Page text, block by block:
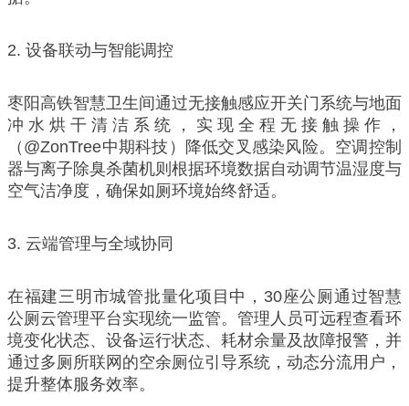
2. 设备联动与智能调控
枣阳高铁智慧卫生间通过无接触感应开关门系统与地面
冲水烘干清洁系统，实现全程无接触操作，
（@ZonTree中期科技）降低交叉感染风险。空调控制
器与离子除臭杀菌机则根据环境数据自动调节温湿度与
空气洁净度，确保如厕环境始终舒适。
3. 云端管理与全域协同
在福建三明市城管批量化项目中，30座公厕通过智慧
公厕云管理平台实现统一监管。管理人员可远程查看环
境变化状态、设备运行状态、耗材余量及故障报警，并
通过多厕所联网的空余厕位引导系统，动态分流用户，
提升整体服务效率。